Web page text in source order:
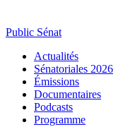
Public Sénat
Actualités
Sénatoriales 2026
Émissions
Documentaires
Podcasts
Programme